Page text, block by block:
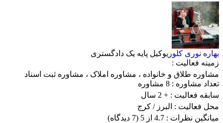
بهاره نوری کلوریوکیل پایه یک دادگستری
زمینه فعالیت :
مشاوره طلاق و خانواده ، مشاوره املاک ، مشاوره ثبت اسناد
تعداد مشاوره : 8 مشاوره
سابقه فعالیت : + 2 سال
محل فعالیت : البرز/ کرج
میانگین نظرات : 4.7 از 5
(7 دیدگاه)